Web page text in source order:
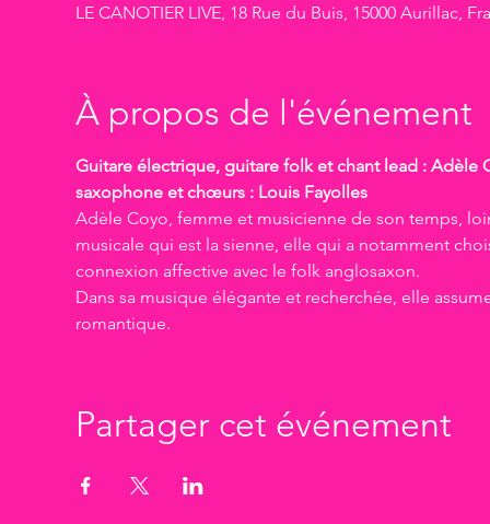
LE CANOTIER LIVE, 18 Rue du Buis, 15000 Aurillac,
À propos de l'événement
Guitare électrique, guitare folk et chant lead :
saxophone et chœurs : Louis Fayolles
Adèle Coyo, femme et musicienne de son temps,
musicale qui est la sienne, elle qui a notamment
connexion affective avec le folk anglosaxon.
Dans sa musique élégante et recherchée, elle
romantique.
Partager cet événement